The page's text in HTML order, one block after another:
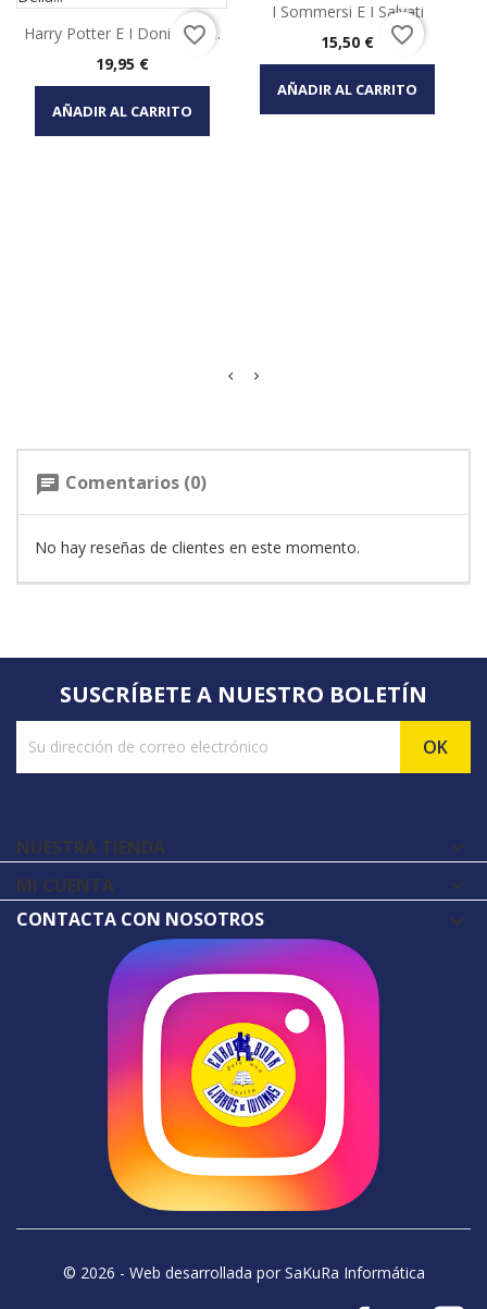
Harry Potter E I Doni Della...
Precio
19,95 €
AÑADIR AL CARRITO
favorite_border
I Sommersi E I Salvati
Precio
15,50 €
AÑADIR AL CARRITO
favorite_border
chat Comentarios (0)
No hay reseñas de clientes en este momento.
SUSCRÍBETE A NUESTRO BOLETÍN
NUESTRA TIENDA 
MI CUENTA 
CONTACTA CON NOSOTROS
© 2026 - Web desarrollada por SaKuRa Informática